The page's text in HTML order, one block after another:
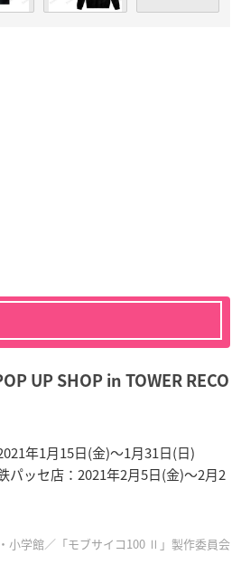
UP SHOP in TOWER RECO
年1月15日(金)～1月31日(日)
パッセ店：2021年2月5日(金)～2月2
小学館／「モブサイコ100 Ⅱ」製作委員会